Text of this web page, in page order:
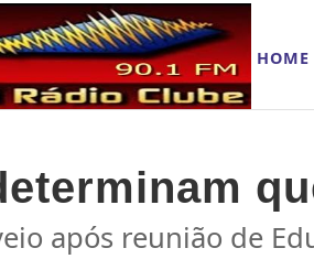
HOME
após reunião de